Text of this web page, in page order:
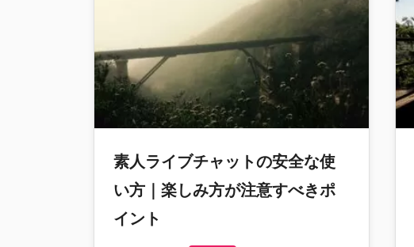
素人ライブチャットの安全な使
い方｜楽しみ方が注意すべきポ
イント